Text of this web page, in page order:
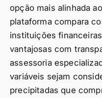
opção mais alinhada
plataforma compara
instituições
vantajosas com
assessoria
variáveis sejam
precipitadas que